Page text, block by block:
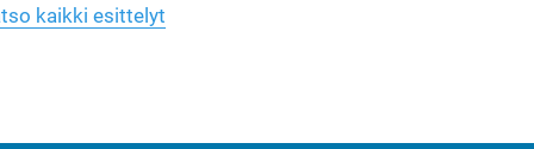
kaikki esittelyt